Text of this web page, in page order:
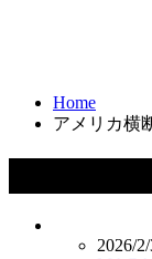
Home
アメリカ横
2026/